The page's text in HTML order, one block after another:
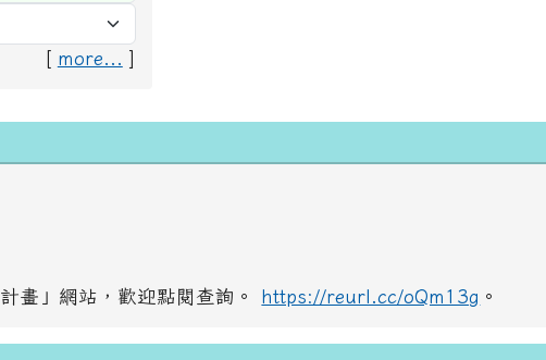
[ more...
畫」網站，歡迎點閱查詢。 https://reurl.cc/oQm13g 。